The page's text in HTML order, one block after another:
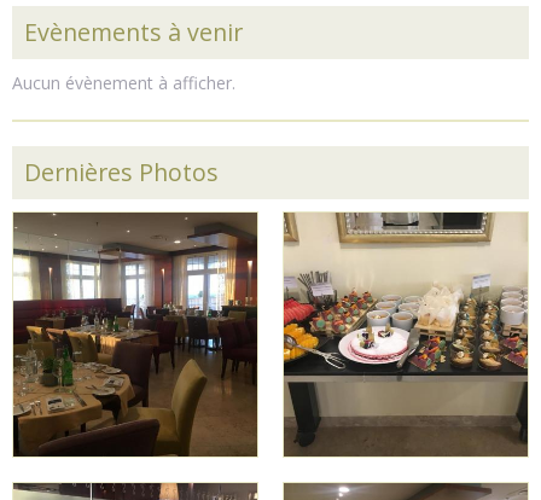
Evènements à venir
Aucun évènement à afficher.
Dernières Photos